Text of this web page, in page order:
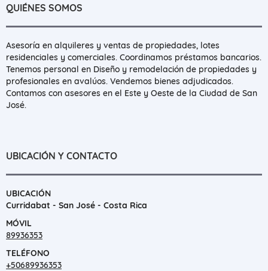
QUIÉNES SOMOS
Asesoría en alquileres y ventas de propiedades, lotes
residenciales y comerciales. Coordinamos préstamos bancarios.
Tenemos personal en Diseño y remodelación de propiedades y
profesionales en avalúos. Vendemos bienes adjudicados.
Contamos con asesores en el Este y Oeste de la Ciudad de San
José.
UBICACIÓN Y CONTACTO
UBICACIÓN
Curridabat - San José - Costa Rica
MÓVIL
89936353
TELÉFONO
+50689936353